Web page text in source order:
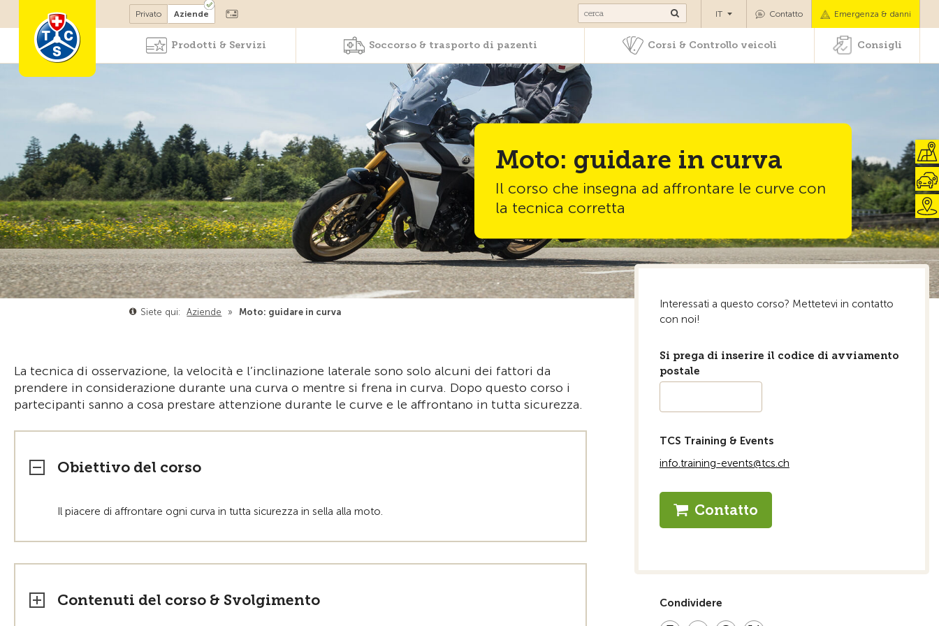
Diventare socio Soccorso & trasporto di pazenti Corsi & Controllo veicoli Consigli
Privato Aziende Contatto Emergenza & danni
IT
Prodotti & Servizi Soccorso & trasporto di pazenti Corsi & Controllo veicoli Consigli
Moto: guidare in curva
Il corso che insegna ad affrontare le curve con
la tecnica corretta
Siete qui: Aziende » Moto: guidare in curva
La tecnica di osservazione, la velocità e l’inclinazione laterale sono solo alcuni dei fattori da
prendere in considerazione durante una curva o mentre si frena in curva. Dopo questo corso i
partecipanti sanno a cosa prestare attenzione durante le curve e le affrontano in tutta sicurezza.
Obiettivo del corso
Il piacere di affrontare ogni curva in tutta sicurezza in sella alla moto.
Contenuti del corso & Svolgimento
Interessati a questo corso? Mettetevi in ​​contatto
con noi!
Si prega di inserire il codice di avviamento
postale
TCS Training & Events
info.training-events@tcs.ch
Contatto
Condividere